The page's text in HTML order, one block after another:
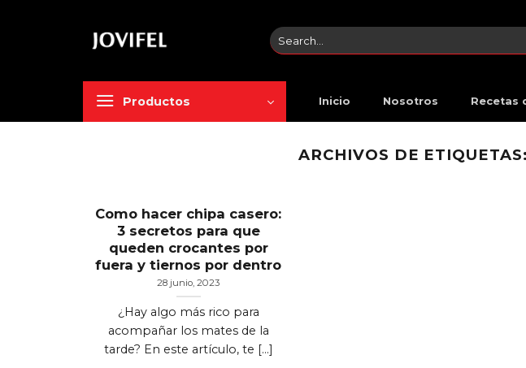
Search
for:
Productos Inicio Nosotros Recetas
ARCHIVOS DE ETIQUETAS:
Como hacer chipa casero:
3 secretos para que
queden crocantes por
fuera y tiernos por dentro
28 junio, 2023
¿Hay algo más rico para
acompañar los mates de la
tarde? En este artículo, te [...]